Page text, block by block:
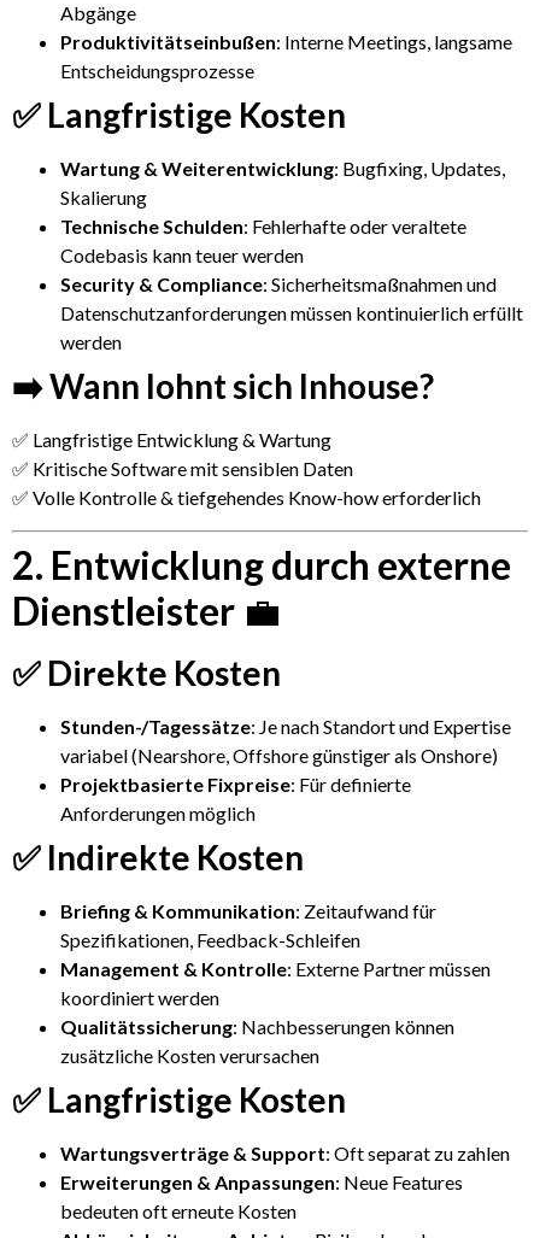
Abgänge
Produktivitätseinbußen: Interne Meetings, langsame
Entscheidungsprozesse
✅ Langfristige Kosten
Wartung & Weiterentwicklung: Bugfixing, Updates,
Skalierung
Technische Schulden: Fehlerhafte oder veraltete
Codebasis kann teuer werden
Security & Compliance: Sicherheitsmaßnahmen und
Datenschutzanforderungen müssen kontinuierlich erfüllt
werden
➡️ Wann lohnt sich Inhouse?
✅ Langfristige Entwicklung & Wartung
✅ Kritische Software mit sensiblen Daten
✅ Volle Kontrolle & tiefgehendes Know-how erforderlich
2. Entwicklung durch externe
Dienstleister 💼
✅ Direkte Kosten
Stunden-/Tagessätze: Je nach Standort und Expertise
variabel (Nearshore, Offshore günstiger als Onshore)
Projektbasierte Fixpreise: Für definierte
Anforderungen möglich
✅ Indirekte Kosten
Briefing & Kommunikation: Zeitaufwand für
Spezifikationen, Feedback-Schleifen
Management & Kontrolle: Externe Partner müssen
koordiniert werden
Qualitätssicherung: Nachbesserungen können
zusätzliche Kosten verursachen
✅ Langfristige Kosten
Wartungsverträge & Support: Oft separat zu zahlen
Erweiterungen & Anpassungen: Neue Features
bedeuten oft erneute Kosten